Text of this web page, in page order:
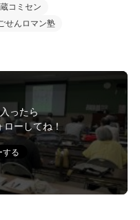
コミセン
せんロマン塾
ったら
ーしてね！